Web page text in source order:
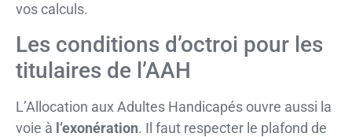
vos calculs.
Les conditions d’octroi pour les
titulaires de l’AAH
L’Allocation aux Adultes Handicapés ouvre aussi la
voie à l’exonération. Il faut respecter le plafond de